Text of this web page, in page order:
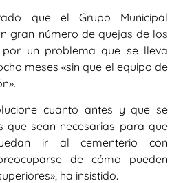
que el Grupo Municipal
gran número de quejas de los
por un problema que se lleva
meses «sin que el equipo de
cuanto antes y que se
que sean necesarias para que
ir al cementerio con
de cómo pueden
ha insistido.